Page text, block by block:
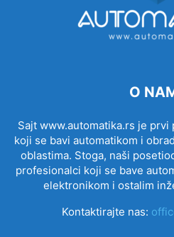
O
Sajt www.automatika.rs je
koji se bavi automatikom i
oblastima. Stoga, naši
profesionalci koji se bave
elektronikom i ostalim
Kontaktirajte nas: